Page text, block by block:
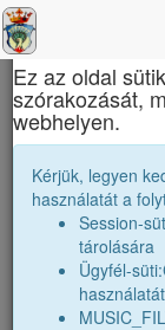
Névsor
Véndiákok száma:
nagyobbak |2013 12A
párhuzamos|2014
kissebbek |2015 12A
×
Ez az oldal
szórakozását,
webhelyen.
Kérjük, legyen
használatát a
Session-
tárolására
Ügyfél-
használatát